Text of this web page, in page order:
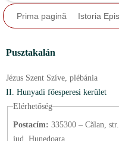
Prima pagină Istoria
Pusztakalán
Jézus Szent Szíve, plébánia
II. Hunyadi főesperesi kerület
Elérhetőség
Postacím: 335300 – Călan,
jud. Hunedoara